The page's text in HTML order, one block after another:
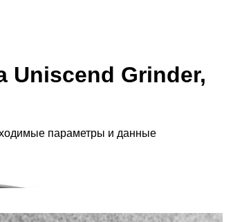
Uniscend Grinder,
параметры и данные